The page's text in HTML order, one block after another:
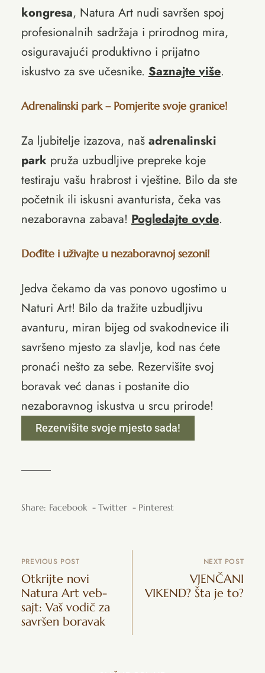
kongresa, Natura Art nudi savršen spoj
profesionalnih sadržaja i prirodnog mira,
osiguravajući produktivno i prijatno
iskustvo za sve učesnike.Saznajte više.
Adrenalinski park – Pomjerite svoje granice!
Za ljubitelje izazova, naš adrenalinski
park pruža uzbudljive prepreke koje
testiraju vašu hrabrost i vještine. Bilo da ste
početnik ili iskusni avanturista, čeka vas
nezaboravna zabava!Pogledajte ovde.
Dođite i uživajte u nezaboravnoj sezoni!
Jedva čekamo da vas ponovo ugostimo u
Naturi Art! Bilo da tražite uzbudljivu
avanturu, miran bijeg od svakodnevice ili
savršeno mjesto za slavlje, kod nas ćete
pronaći nešto za sebe. Rezervišite svoj
boravak već danas i postanite dio
nezaboravnog iskustva u srcu prirode!
Rezervišite svoje mjesto sada!
Share: Facebook Twitter Pinterest
PREVIOUS POST
Otkrijte novi
Natura Art veb-
sajt: Vaš vodič za
savršen boravak
NEXT POST
VJENČANI
VIKEND? Šta je to?